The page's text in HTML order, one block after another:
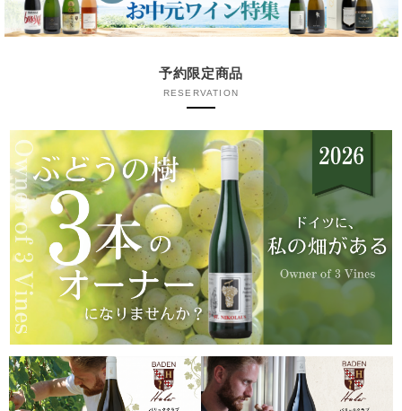
予約限定商品
RESERVATION